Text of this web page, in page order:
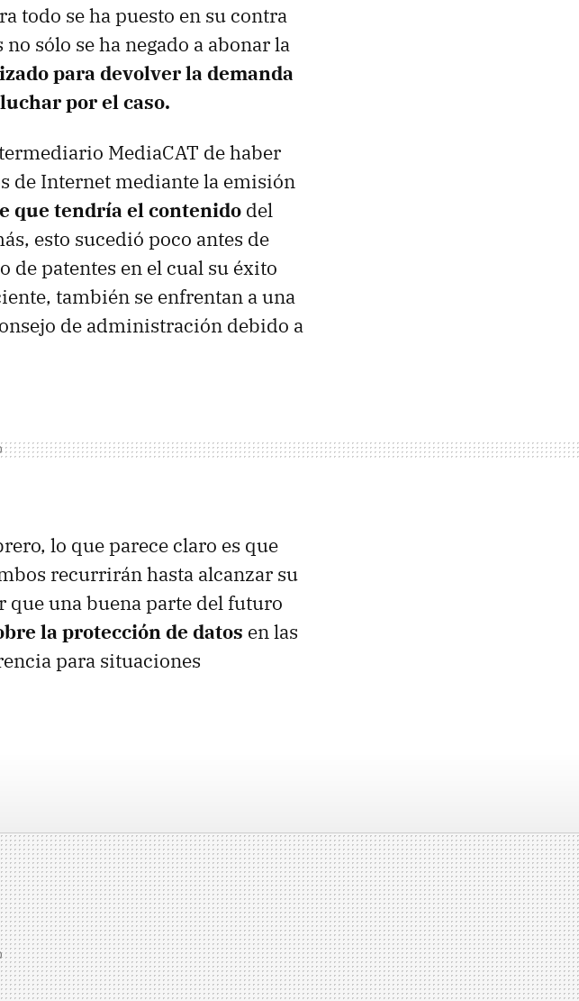
todo se ha puesto en su contra
sólo se ha negado a abonar la
para devolver la demanda
luchar por el caso.
MediaCAT de haber
de Internet mediante la emisión
que tendría el contenido del
esto sucedió poco antes de
de patentes en el cual su éxito
también se enfrentan a una
de administración debido a
lo que parece claro es que
recurrirán hasta alcanzar su
que una buena parte del futuro
la protección de datos en las
para situaciones